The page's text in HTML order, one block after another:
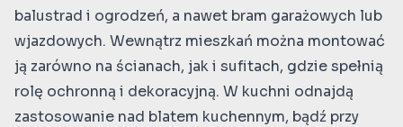
balustrad i ogrodzeń, a nawet bram garażowych lub
wjazdowych. Wewnątrz mieszkań można montować
ją zarówno na ścianach, jak i sufitach, gdzie spełnią
rolę ochronną i dekoracyjną. W kuchni odnajdą
zastosowanie nad blatem kuchennym, bądź przy